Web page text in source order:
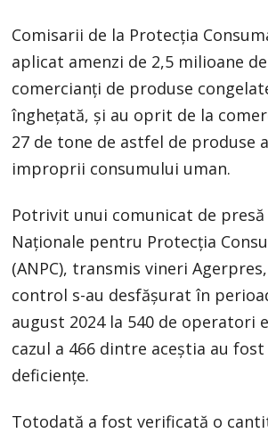
Comisarii de la Protecţia
aplicat amenzi de 2,5 milioane
comercianţi de produse
îngheţată, şi au oprit de la
27 de tone de astfel de produse
improprii consumului uman.
Potrivit unui comunicat de
Naţionale pentru Protecţia
(ANPC), transmis vineri
control s-au desfăşurat în
august 2024 la 540 de operatori
cazul a 466 dintre aceştia au
deficienţe.
Totodată a fost verificată o